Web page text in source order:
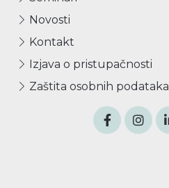
Novosti
Kontakt
Izjava o pristupačnosti
Zaštita osobnih podataka